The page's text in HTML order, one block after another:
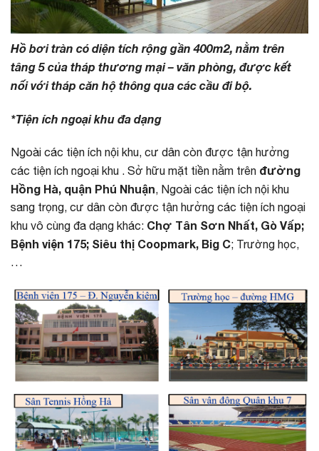
Hồ bơi tràn có diện tích rộng gần 400m2, nằm trên
tâng 5 của tháp thương mại – văn phòng, được kết
nối với tháp căn hộ thông qua các cầu đi bộ.
*Tiện ích ngoại khu đa dạng
Ngoài các tiện ích nội khu, cư dân còn được tận hưởng
các tiện ích ngoại khu . Sở hữu mặt tiền nằm trên đường
Hồng Hà, quận Phú Nhuận, Ngoài các tiện ích nội khu
sang trọng, cư dân còn được tận hưởng các tiện ích ngoại
khu vô cùng đa dạng khác: Chợ Tân Sơn Nhất, Gò Vấp;
Bệnh viện 175; Siêu thị Coopmark, Big C; Trường học,
…